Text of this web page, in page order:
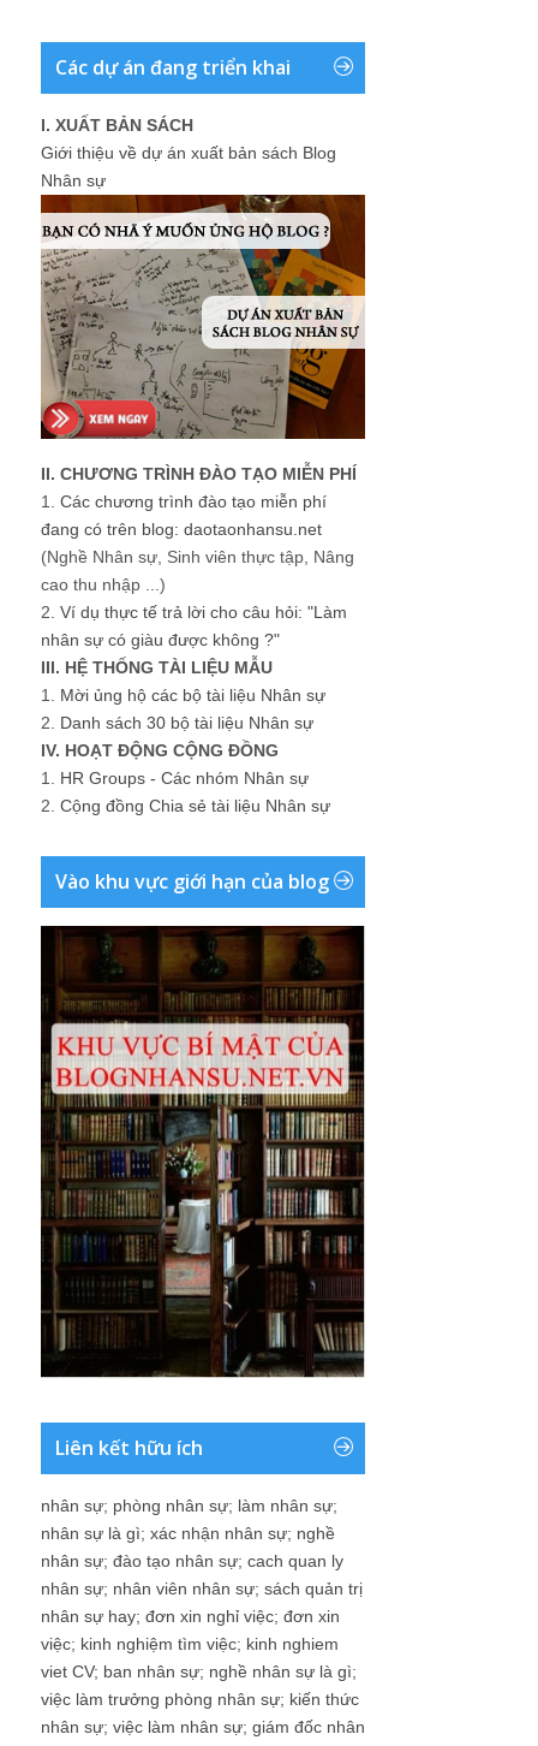
Các dự án đang triển khai
I. XUẤT BẢN SÁCH
Giới thiệu về dự án xuất bản sách Blog
Nhân sự
II. CHƯƠNG TRÌNH ĐÀO TẠO MIỄN PHÍ
1. Các chương trình đào tạo miễn phí
đang có trên blog: daotaonhansu.net
(Nghề Nhân sự, Sinh viên thực tập, Nâng
cao thu nhập ...)
2. Ví dụ thực tế trả lời cho câu hỏi: "Làm
nhân sự có giàu được không ?"
III. HỆ THỐNG TÀI LIỆU MẪU
1. Mời ủng hộ các bộ tài liệu Nhân sự
2. Danh sách 30 bộ tài liệu Nhân sự
IV. HOẠT ĐỘNG CỘNG ĐỒNG
1. HR Groups - Các nhóm Nhân sự
2. Cộng đồng Chia sẻ tài liệu Nhân sự
Vào khu vực giới hạn của blog
Liên kết hữu ích
nhân sự; phòng nhân sự; làm nhân sự;
nhân sự là gì; xác nhận nhân sự; nghề
nhân sự; đào tạo nhân sự; cach quan ly
nhân sự; nhân viên nhân sự; sách quản trị
nhân sự hay; đơn xin nghỉ việc; đơn xin
việc; kinh nghiệm tìm việc; kinh nghiem
viet CV; ban nhân sự; nghề nhân sự là gì;
việc làm trưởng phòng nhân sự; kiến thức
nhân sự; việc làm nhân sự; giám đốc nhân